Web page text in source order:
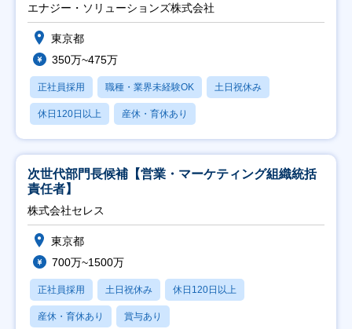
エナジー・ソリューションズ株式会社
東京都
350万~475万
正社員採用 職種・業界未経験OK 土日祝休み
休日120日以上 産休・育休あり
次世代部門長候補【営業・マーケティング組織統括
責任者】
株式会社セレス
東京都
700万~1500万
正社員採用 土日祝休み 休日120日以上
産休・育休あり 賞与あり